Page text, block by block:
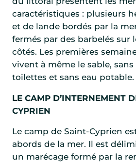
caractéristiques : plusieurs
et de lande bordés par la
fermés par des barbelés sur
côtés. Les premières
vivent à même le sable, sans
toilettes et sans eau potable.
LE CAMP D’INTERNEMENT
CYPRIEN
Le camp de Saint-Cyprien
abords de la mer. Il est
un marécage formé par la